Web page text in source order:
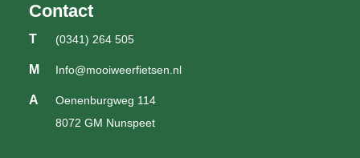
Contact
T (0341) 264 505
M Info@mooiweerfietsen.nl
A
Oenenburgweg 114
8072 GM Nunspeet